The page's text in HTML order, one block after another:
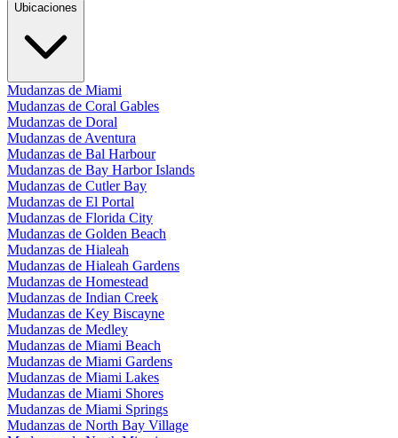
Ubicaciones
Mudanzas de Miami
Mudanzas de Coral Gables
Mudanzas de Doral
Mudanzas de Aventura
Mudanzas de Bal Harbour
Mudanzas de Bay Harbor Islands
Mudanzas de Cutler Bay
Mudanzas de El Portal
Mudanzas de Florida City
Mudanzas de Golden Beach
Mudanzas de Hialeah
Mudanzas de Hialeah Gardens
Mudanzas de Homestead
Mudanzas de Indian Creek
Mudanzas de Key Biscayne
Mudanzas de Medley
Mudanzas de Miami Beach
Mudanzas de Miami Gardens
Mudanzas de Miami Lakes
Mudanzas de Miami Shores
Mudanzas de Miami Springs
Mudanzas de North Bay Village